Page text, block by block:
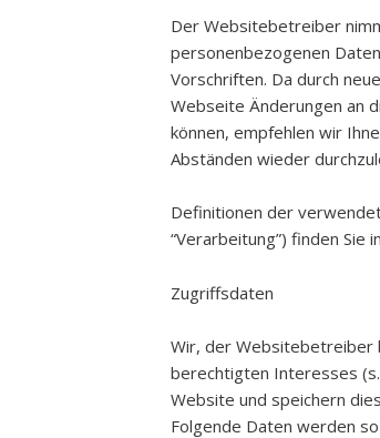
Der Websitebetreiber
personenbezogenen
Vorschriften. Da durch
Webseite Änderungen an
können, empfehlen wir
Abständen wieder
Definitionen der
“Verarbeitung”) finden Sie
Zugriffsdaten
Wir, der Websitebetreiber
berechtigten Interesses
Website und speichern
Folgende Daten werden